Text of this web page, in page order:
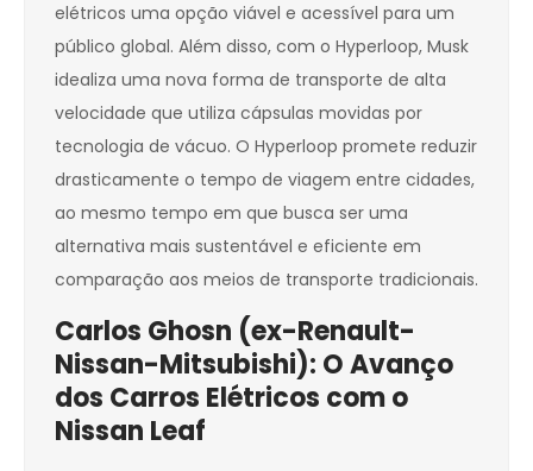
elétricos uma opção viável e acessível para um
público global. Além disso, com o Hyperloop, Musk
idealiza uma nova forma de transporte de alta
velocidade que utiliza cápsulas movidas por
tecnologia de vácuo. O Hyperloop promete reduzir
drasticamente o tempo de viagem entre cidades,
ao mesmo tempo em que busca ser uma
alternativa mais sustentável e eficiente em
comparação aos meios de transporte tradicionais.
Carlos Ghosn (ex-Renault-
Nissan-Mitsubishi): O Avanço
dos Carros Elétricos com o
Nissan Leaf